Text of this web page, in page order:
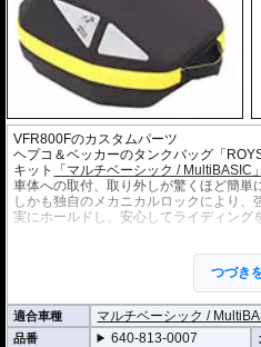
VFR800Fのカスタムパーツ
ヘプコ＆ベッカーのタンクバッグ「
キット
「マルチベーシック / MultiBASIC」
車体への取付、取り外しが驚くほど簡単
しかも独自のメカニカルロックにより
実にホールドし、安心してライディング
などの車種別専用のキャリアと、
ターを併用することで、リアバッグとし
を使用すれ
多様な使い方が可能であり、いずれも
に確実な取付が行えます。
つづき
適合車種 マルチベーシック /
品番 640-813-0007